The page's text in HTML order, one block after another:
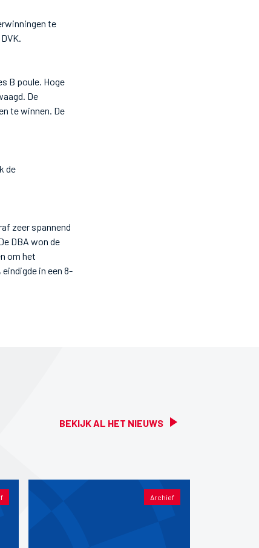
te
B poule. Hoge
De
te winnen. De
de
zeer spannend
DBA won de
om het
in een 8-
BEKIJK AL HET NIEUWS
Archief